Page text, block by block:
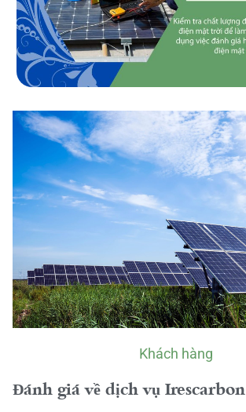
Khách hàng
Đánh giá về dịch vụ Irescarbon